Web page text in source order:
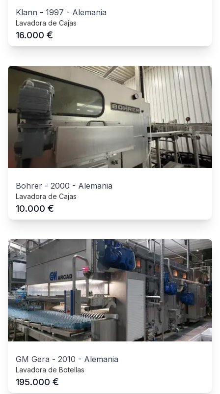
Klann - 1997 - Alemania
Lavadora de Cajas
16.000 €
Bohrer - 2000 - Alemania
Lavadora de Cajas
10.000 €
GM Gera - 2010 - Alemania
Lavadora de Botellas
195.000 €